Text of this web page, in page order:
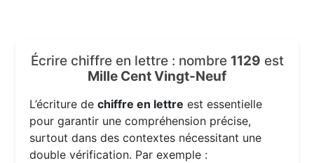
Écrire chiffre en lettre : nombre 1129 est
Mille Cent Vingt-Neuf
L’écriture dechiffre en lettre est essentielle
pour garantir une compréhension précise,
surtout dans des contextes nécessitant une
double vérification. Par exemple :